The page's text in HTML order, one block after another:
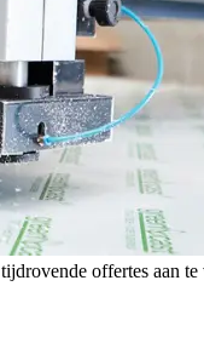
offertes aan